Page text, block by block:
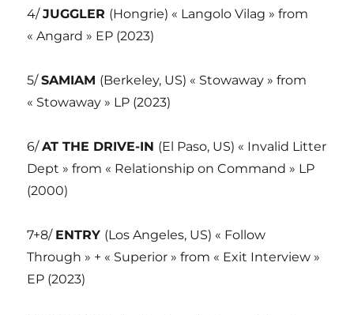
4/JUGGLER (Hongrie) « Langolo Vilag » from
« Angard » EP (2023)
5/SAMIAM (Berkeley, US) « Stowaway » from
« Stowaway » LP (2023)
6/AT THE DRIVE-IN (El Paso, US) « Invalid Litter
Dept » from « Relationship on Command » LP
(2000)
7+8/ ENTRY (Los Angeles, US) « Follow
Through » + « Superior » from « Exit Interview »
EP (2023)